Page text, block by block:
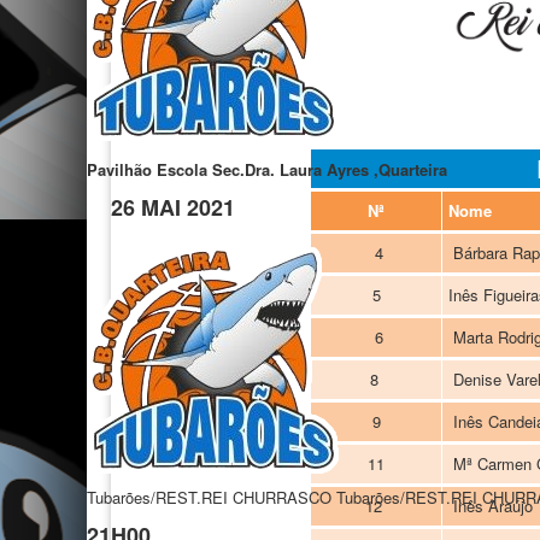
Pavilhão Escola Sec.Dra. Laura Ayres ,Quarteira
26 MAI 2021
Tubarões/REST.REI CHURRASCO Tubarões/REST.REI
Nª Nome
4
Bárbara
5
Inês
6
Marta
8
Denise
9
Inês
11
Mª Carmen
12
Inês Araújo